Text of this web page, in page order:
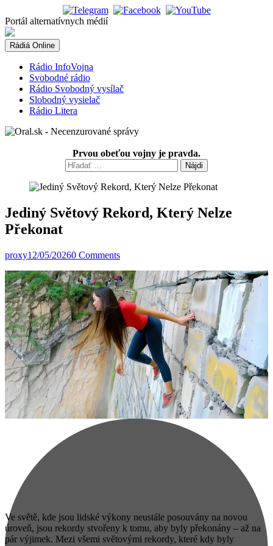
to
content
Portál alternatívnych médií
Rádiá Online
Rádio InfoVojna
Svobodné rádio
Rádio Svobodný vysílač
Slobodný vysielač
Rádio Litera
Prvou obeťou vojny je pravda.
Hľadať:
Jediný Světový Rekord, Který Nelze
Překonat
proxy12/05/20260 Comments
Ve světě, kde jsou lidské výkony neustále posouvány na novou
úroveň, jsou rekordy stvořeny k tomu, aby byly překonány – až na
pár výjimek. Mezi všemi světovými rekordy, které kdy byly